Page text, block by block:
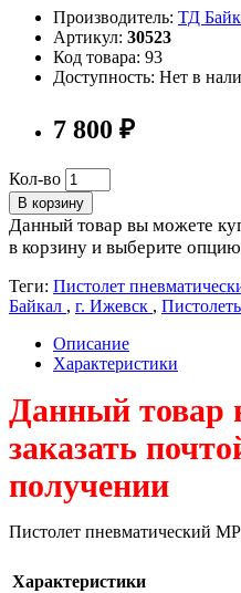
Производитель: ТД
Артикул: 30523
Код товара: 93
Доступность: Нет в
7 800 ₽
Кол-во
В корзину
Данный товар вы можете
в корзину и выберите опцию
Теги: Пистолет
Байкал , г. Ижевск ,
Описание
Характеристики
Данный товар
заказать
получении
Пистолет пневматический
Характеристики